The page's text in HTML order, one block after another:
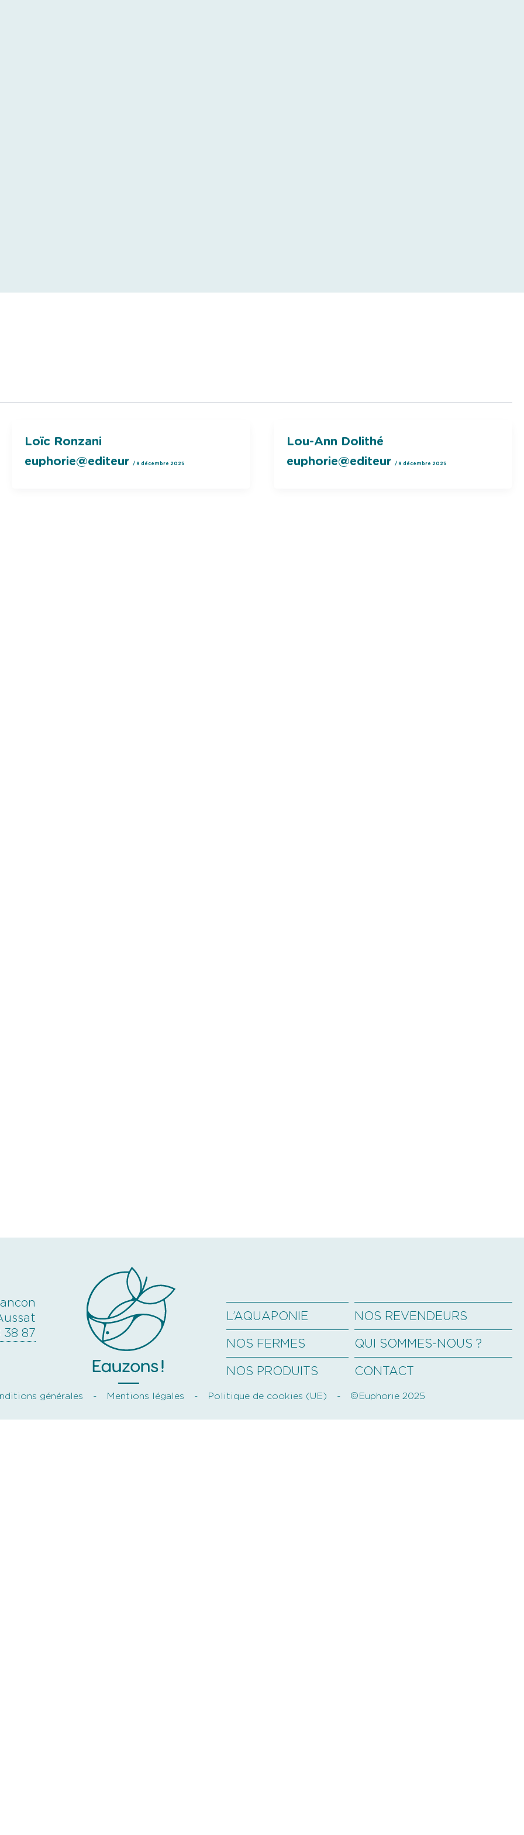
Loïc Ronzani
euphorie@editeur/9 décembre 2025
Lou-Ann Dolithé
euphorie@editeur/9 décembre 2025
38 87
L’AQUAPONIE
NOS FERMES
NOS PRODUITS
NOS REVENDEURS
QUI SOMMES-NOUS ?
CONTACT
générales Mentions légales Politique de cookies (UE) ©Euphorie 2025